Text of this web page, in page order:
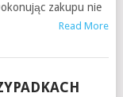
zakupu nie
Read More